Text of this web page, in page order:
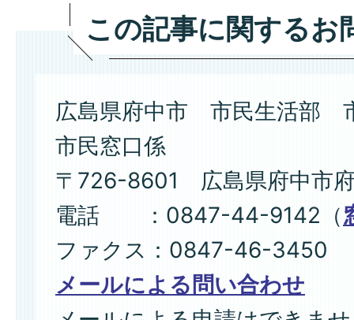
この記事に関するお
広島県府中市 市民生活部
市民窓口係
〒726-8601 広島県府中市
電話 ：0847-44-9142（
ファクス：0847-46-3450
メールによる問い合わせ